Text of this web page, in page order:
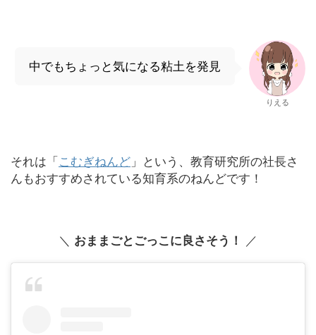
中でもちょっと気になる粘土を発見
りえる
それは「 こむぎねんど 」という、教育研究所の社長さ
んもおすすめされている知育系のねんどです！
＼ おままごとごっこに良さそう！ ／